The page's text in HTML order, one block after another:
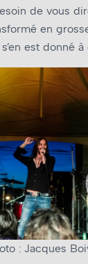
de vous
en
est donné
: Jacques